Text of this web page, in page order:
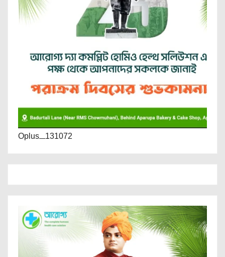
Oplus_131072